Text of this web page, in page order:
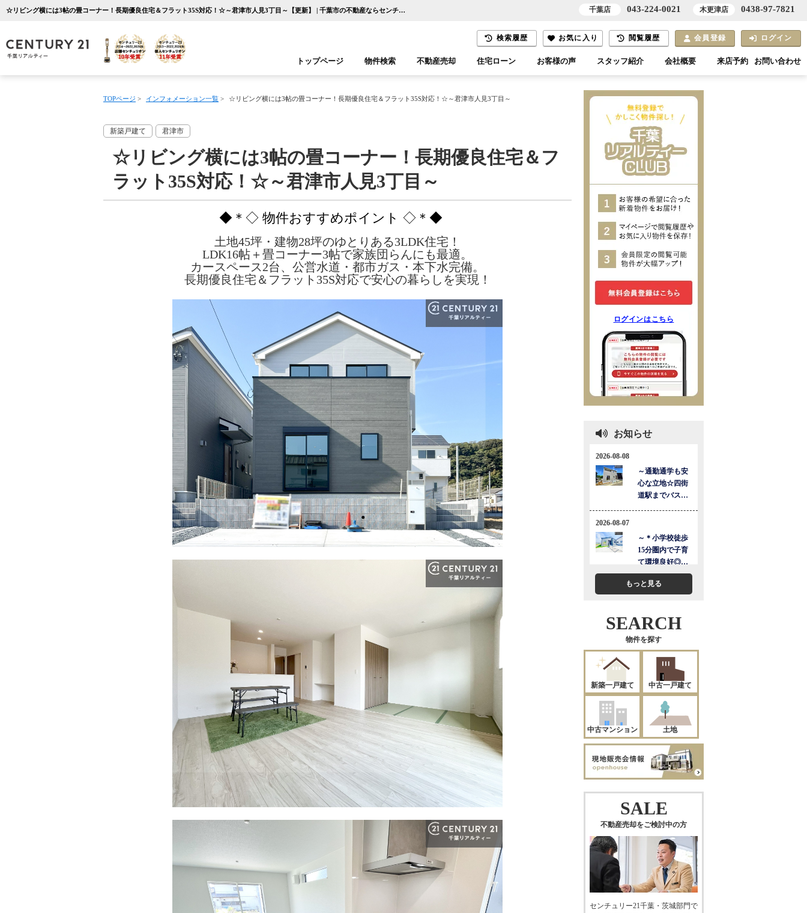
☆リビング横には3帖の畳コーナー！長期優良住宅＆フラット35S対応！☆～君津市人見3丁目～【更新】 | 千葉市の不動産ならセンチュリー21千葉リアルティー
検索履歴 お気に入り 閲覧履歴 会員登録 ログイン
トップページ 物件検索
千葉エリア 木更津エリア
不動産売却 住宅ローン お客様の声 スタッフ紹介 会社概要 来店予約 お問い合わせ
TOPページ > インフォメーション一覧 > ☆リビング横には3帖の畳コーナー！長期優良住宅＆フラット35S対応！☆～君津市人見3丁目～
新築戸建て 君津市
☆リビング横には3帖の畳コーナー！長期優良住宅＆フ
ラット35S対応！☆～君津市人見3丁目～
◆＊◇ 物件おすすめポイント ◇＊◆
土地45坪・建物28坪のゆとりある3LDK住宅！
LDK16帖＋畳コーナー3帖で家族団らんにも最適。
カースペース2台、公営水道・都市ガス・本下水完備。
長期優良住宅＆フラット35S対応で安心の暮らしを実現！
ログインはこちら
お知らせ
もっと見る
SEARCH
物件を探す
新築一戸建て 中古一戸建て
中古マンション 土地
SALE
不動産売却をご検討中の方
センチュリー21千葉・茨城部門で
千葉店 043-224-0021 木更津店 0438-97-7821